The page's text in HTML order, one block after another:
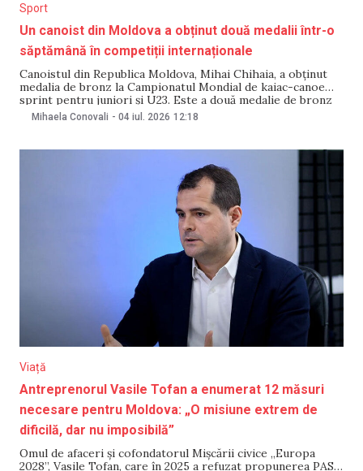
Sport
Un canoist din Moldova a obținut două medalii într-o
săptămână în competiții internaționale
Canoistul din Republica Moldova, Mihai Chihaia, a obținut
medalia de bronz la Campionatul Mondial de kaiac-canoe
sprint pentru juniori și U23. Este a două medalie de bronz
obținută de el în această săptămână, după un rezultat similar
Mihaela Conovali - 04 iul. 2026 12:18
Viață
Antreprenorul Vasile Tofan a enumerat 12 măsuri
necesare pentru Moldova: „O misiune extrem de
dificilă, dar nu imposibilă”
Omul de afaceri și cofondatorul Mișcării civice „Europa
2028”, Vasile Tofan, care în 2025 a refuzat propunerea PAS